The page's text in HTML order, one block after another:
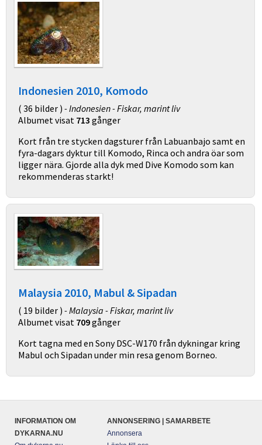
Indonesien 2010, Komodo
( 36 bilder ) - Indonesien - Fiskar, marint liv
Albumet visat 713 gånger
Kort från tre stycken dagsturer från Labuanbajo samt en
fyra-dagars dyktur till Komodo, Rinca och andra öar som
ligger nära. Gjorde alla dyk med Dive Komodo som kan
rekommenderas starkt!
Malaysia 2010, Mabul & Sipadan
( 19 bilder ) - Malaysia - Fiskar, marint liv
Albumet visat 709gånger
Kort tagna med en Sony DSC-W170 från dykningar kring
Mabul och Sipadan under min resa genom Borneo.
INFORMATION OM
DYKARNA.NU
ANNONSERING | SAMARBETE
Annonsera